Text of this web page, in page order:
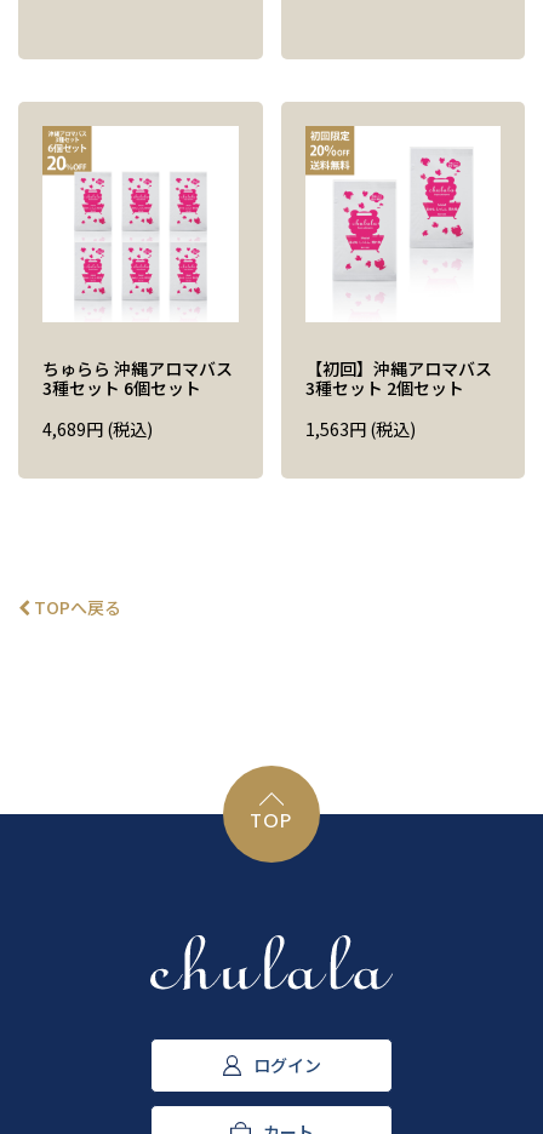
ちゅらら 沖縄アロマバス
3種セット 6個セット
4,689円 (税込)
【初回】沖縄アロマバス
3種セット 2個セット
1,563円 (税込)
TOPへ戻る
TOP
ログイン